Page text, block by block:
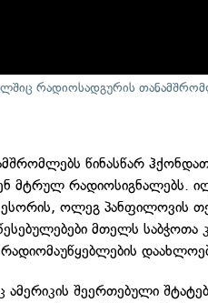
რადიოსადგურის
წინასწარ
მტრულ რადიოსიგნალებს.
ოლეგ პანფილოვის
მთელს საბჭოთა
შეერთებული